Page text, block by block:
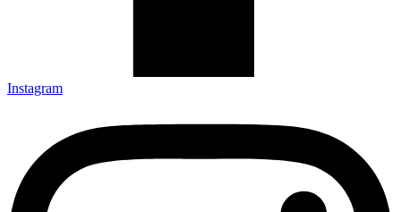
Instagram